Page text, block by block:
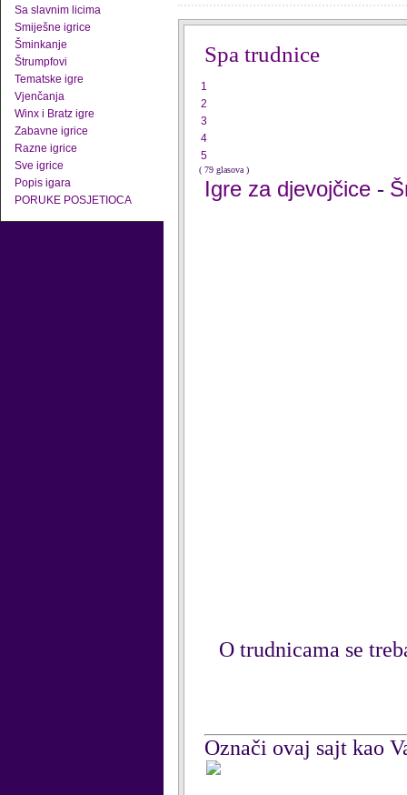
Sa slavnim licima
Smiješne igrice
Šminkanje
Štrumpfovi
Tematske igre
Vjenčanja
Winx i Bratz igre
Zabavne igrice
Razne igrice
Sve igrice
Popis igara
PORUKE POSJETIOCA
Spa trudnice
1
2
3
4
5
( 79 glasova )
Igre za djevojčice -
O trudnicama se
Označi ovaj sajt kao